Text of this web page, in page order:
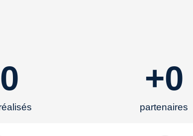
0
partenaires
+0